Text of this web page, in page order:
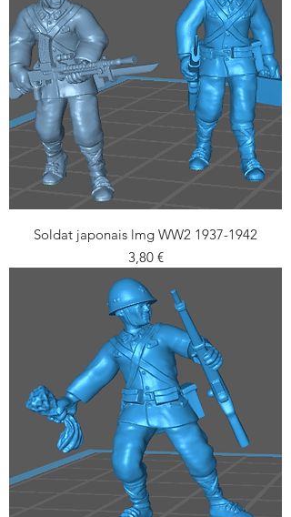
Soldat japonais lmg WW2 1937-1942
Prix
3,80 €